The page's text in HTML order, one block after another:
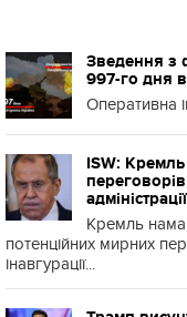
Зведення з
997-го дня
Оперативна
ISW: Кремль
Кремль
потенційних мирних
інавгурації...